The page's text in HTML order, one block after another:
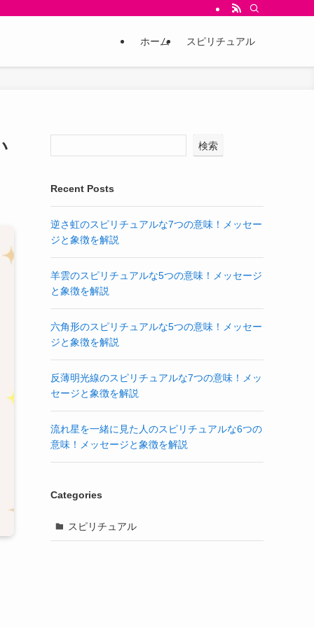
ホーム スピリチュアル
検索
Recent Posts
逆さ虹のスピリチュアルな7つの意味！メッセー
ジと象徴を解説
羊雲のスピリチュアルな5つの意味！メッセージ
と象徴を解説
六角形のスピリチュアルな5つの意味！メッセー
ジと象徴を解説
反薄明光線のスピリチュアルな7つの意味！メッ
セージと象徴を解説
流れ星を一緒に見た人のスピリチュアルな6つの
意味！メッセージと象徴を解説
Categories
スピリチュアル